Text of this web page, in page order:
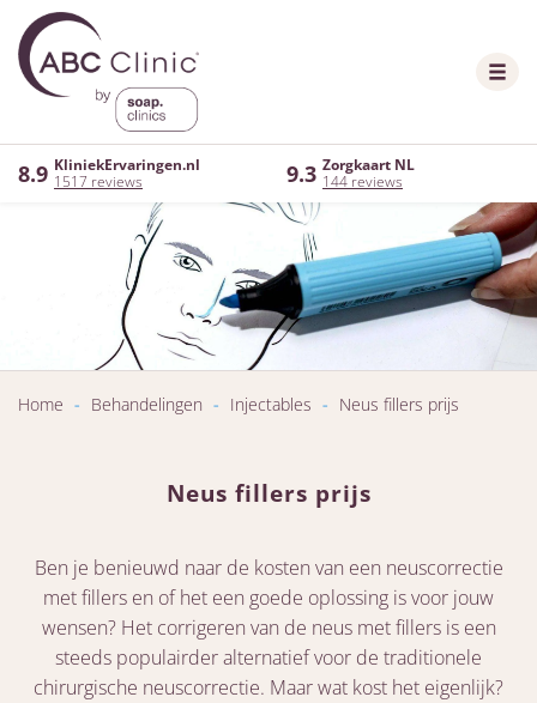
8.9 KliniekErvaringen.nl
1517 reviews
9.3 Zorgkaart NL
144 reviews
Home - Behandelingen - Injectables - Neus fillers prijs
Neus fillers prijs
Ben je benieuwd naar de kosten van een neuscorrectie
met fillers en of het een goede oplossing is voor jouw
wensen? Het corrigeren van de neus met fillers is een
steeds populairder alternatief voor de traditionele
chirurgische neuscorrectie. Maar wat kost het eigenlijk?